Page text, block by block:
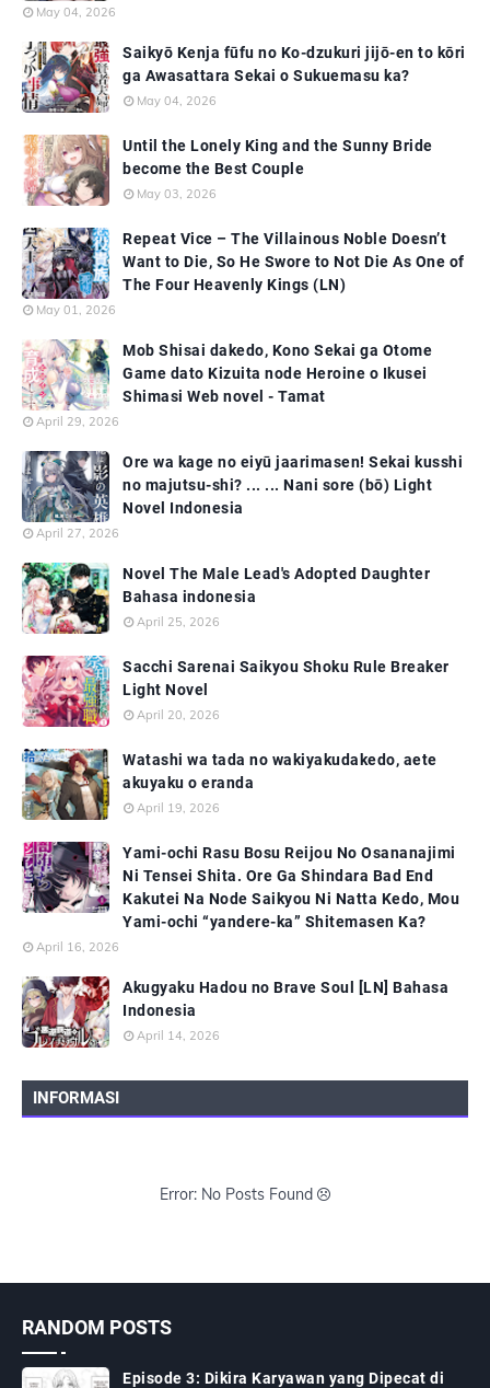
May 04, 2026
Saikyō Kenja fūfu no Ko-dzukuri jijō-en to kōri
ga Awasattara Sekai o Sukuemasu ka?
May 04, 2026
Until the Lonely King and the Sunny Bride
become the Best Couple
May 03, 2026
Repeat Vice – The Villainous Noble Doesn’t
Want to Die, So He Swore to Not Die As One of
The Four Heavenly Kings (LN)
May 01, 2026
Mob Shisai dakedo, Kono Sekai ga Otome
Game dato Kizuita node Heroine o Ikusei
Shimasi Web novel - Tamat
April 29, 2026
Ore wa kage no eiyū jaarimasen! Sekai kusshi
no majutsu-shi? ... ... Nani sore (bō) Light
Novel Indonesia
April 27, 2026
Novel The Male Lead's Adopted Daughter
Bahasa indonesia
April 25, 2026
Sacchi Sarenai Saikyou Shoku Rule Breaker
Light Novel
April 20, 2026
Watashi wa tada no wakiyakudakedo, aete
akuyaku o eranda
April 19, 2026
Yami-ochi Rasu Bosu Reijou No Osananajimi
Ni Tensei Shita. Ore Ga Shindara Bad End
Kakutei Na Node Saikyou Ni Natta Kedo, Mou
Yami-ochi “yandere-ka” Shitemasen Ka?
April 16, 2026
Akugyaku Hadou no Brave Soul [LN] Bahasa
Indonesia
April 14, 2026
INFORMASI
Error: No Posts Found
RANDOM POSTS
Episode 3: Dikira Karyawan yang Dipecat di